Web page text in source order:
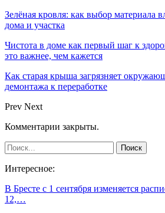
Зелёная кровля: как выбор материала
дома и участка
Чистота в доме как первый шаг к
это важнее, чем кажется
Как старая крыша загрязняет
демонтажа к переработке
Prev Next
Комментарии закрыты.
Интересное:
В Бресте с 1 сентября изменяется
12,…